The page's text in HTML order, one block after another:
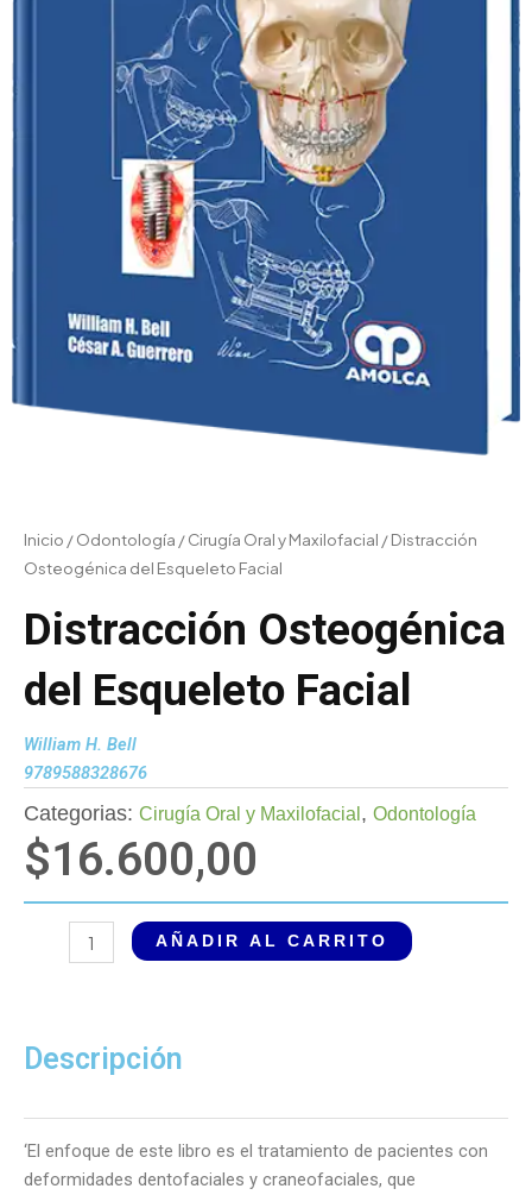
Inicio /Odontología /Cirugía Oral y Maxilofacial / Distracción
Osteogénica del Esqueleto Facial
Distracción Osteogénica
del Esqueleto Facial
William H. Bell
9789588328676
Categorias: Cirugía Oral y Maxilofacial , Odontología
$16.600,00
Distracción
Osteogénica
Facial
AÑADIR AL CARRITO
Descripción
‘El enfoque de este libro es el tratamiento de pacientes con
deformidades dentofaciales y craneofaciales, que